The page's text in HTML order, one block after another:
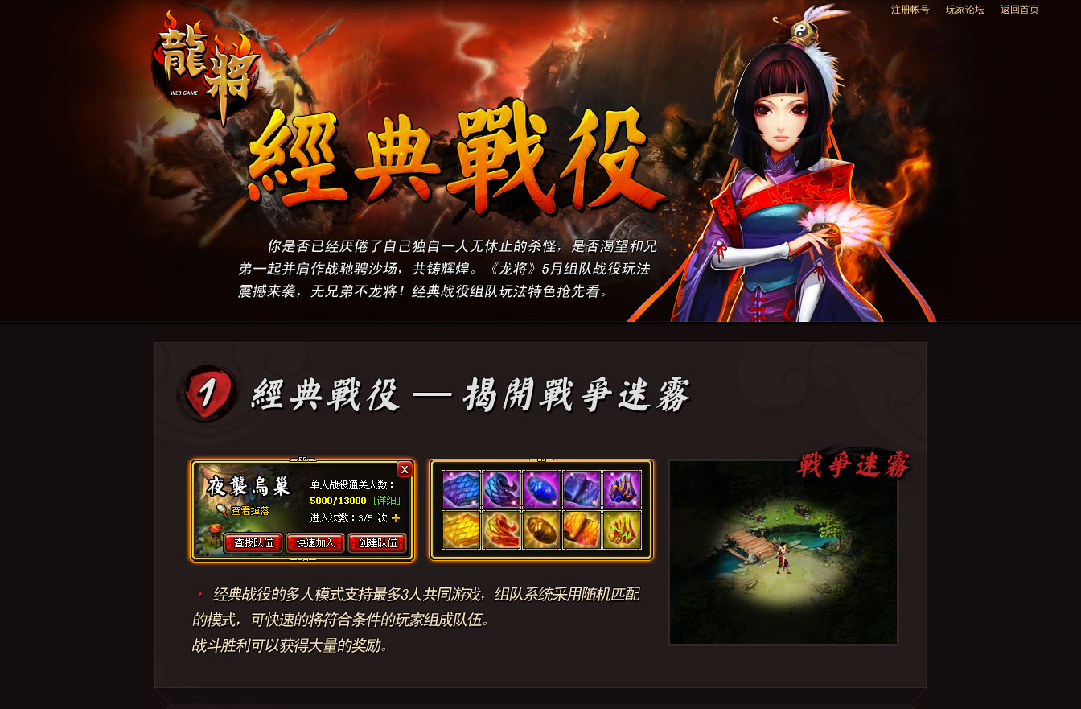
返回首页
玩家论坛
注册帐号